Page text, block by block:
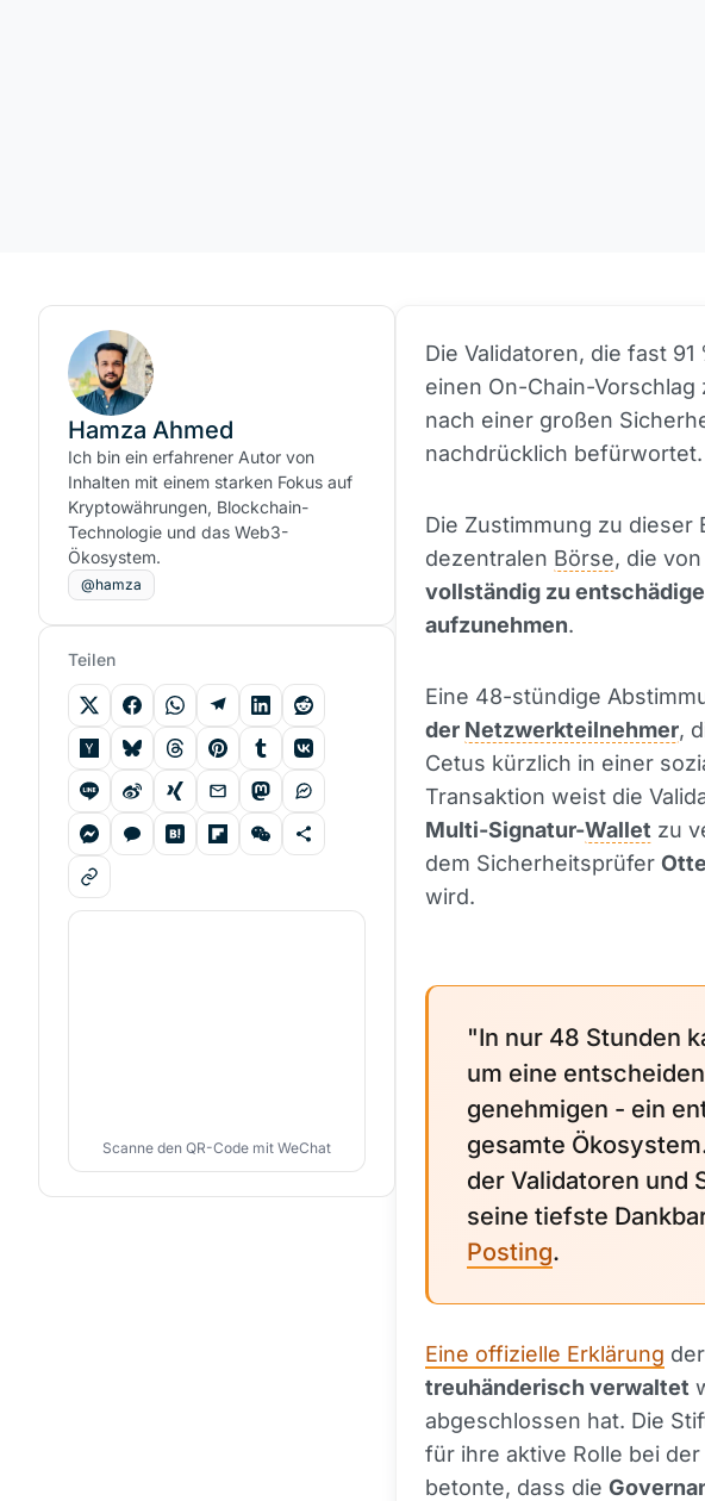
Die Validatoren, die fast
einen On-Chain-Vorschlag
nach einer großen
nachdrücklich befürwortet.
Die Zustimmung zu dieser
dezentralen Börse, die
vollständig zu
aufzunehmen.
Eine 48-stündige
der Netzwerkteilnehmer,
Cetus kürzlich in einer
Transaktion weist die
Multi-Signatur-Wallet zu
dem Sicherheitsprüfer
wird.
"In nur 48 Stunden
um eine
genehmigen - ein
gesamte
der Validatoren und
seine tiefste
Posting.
Eine offizielle Erklärung
treuhänderisch verwaltet
abgeschlossen hat. Die
für ihre aktive Rolle bei
betonte, dass die
Hamza Ahmed
Ich bin ein erfahrener Autor von
Inhalten mit einem starken Fokus auf
Kryptowährungen, Blockchain-
Technologie und das Web3-
Ökosystem.
@hamza
Teilen
Scanne den QR-Code mit WeChat